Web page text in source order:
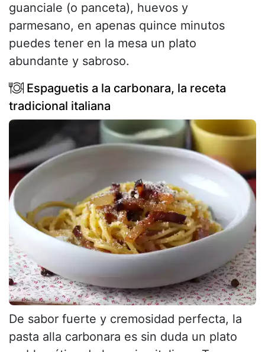
guanciale (o panceta), huevos y
parmesano, en apenas quince minutos
puedes tener en la mesa un plato
abundante y sabroso.
Espaguetis a la carbonara, la receta
tradicional italiana
De sabor fuerte y cremosidad perfecta, la
pasta alla carbonara es sin duda un plato